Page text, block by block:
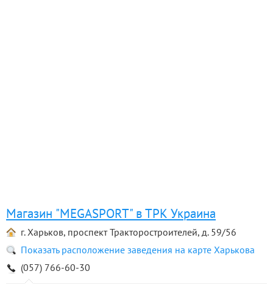
Магазин "MEGASPORT" в ТРК Украина
г. Харьков, проспект Тракторостроителей, д. 59/56
Показать расположение заведения на карте Харькова
(057) 766-60-30